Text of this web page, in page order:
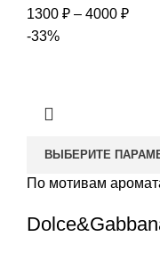
1300 ₽ – 4000 ₽
-33%
ВЫБЕРИТЕ
По мотивам